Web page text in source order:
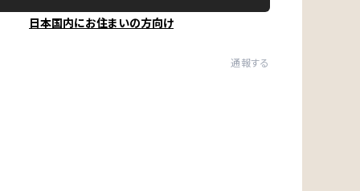
日本国内にお住まいの方向け
通報する